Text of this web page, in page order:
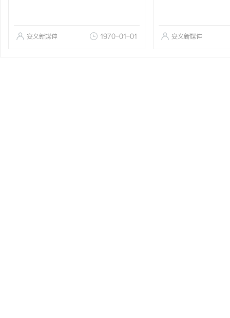
安义新媒体 1970-01-01 安义新媒体